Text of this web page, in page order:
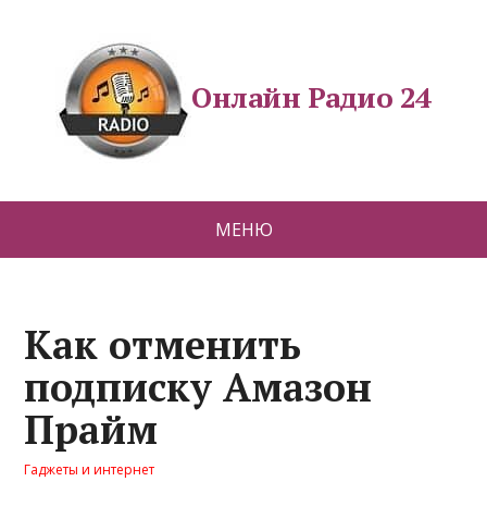
Онлайн Радио 24
МЕНЮ
Как отменить
подписку Амазон
Прайм
Гаджеты и интернет